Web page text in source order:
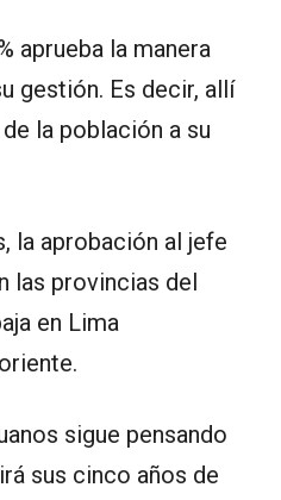
aprueba la manera
gestión. Es decir, allí
la población a su
la aprobación al jefe
las provincias del
en Lima
sigue pensando
sus cinco años de